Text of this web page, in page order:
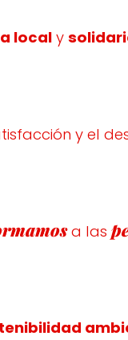
local y
y el
a las